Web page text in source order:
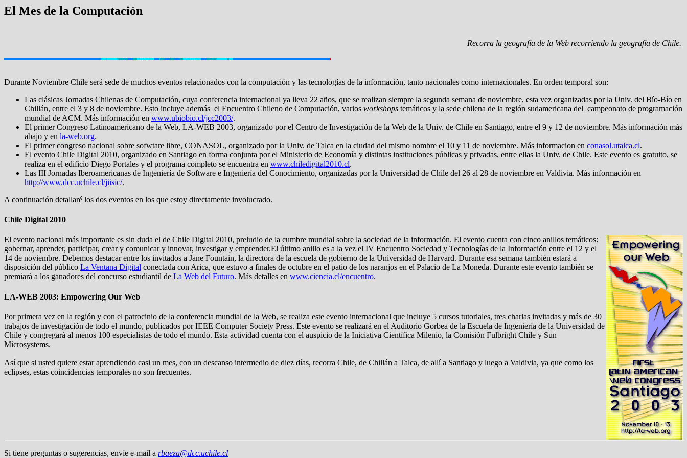
El Mes de la Computación
Recorra la geografía de la Web recorriendo la geografía de Chile.
Durante Noviembre Chile será sede de muchos eventos relacionados con la computación y las tecnologías de la información, tanto nacionales como internacionales. En orden temporal son:
Las clásicas Jornadas Chilenas de Computación, cuya conferencia internacional ya lleva 22 años, que se realizan siempre la segunda semana de noviembre, esta vez organizadas por la Univ. del Bío-Bío en
Chillán, entre el 3 y 8 de noviembre. Esto incluye además el Encuentro Chileno de Computación, varios workshops temáticos y la sede chilena de la región sudamericana del campeonato de programación
mundial de ACM. Más información en www.ubiobio.cl/jcc2003/.
El primer Congreso Latinoamericano de la Web, LA-WEB 2003, organizado por el Centro de Investigación de la Web de la Univ. de Chile en Santiago, entre el 9 y 12 de noviembre. Más información más
abajo y en la-web.org.
El primer congreso nacional sobre sofwtare libre, CONASOL, organizado por la Univ. de Talca en la ciudad del mismo nombre el 10 y 11 de noviembre. Más informacion en conasol.utalca.cl.
El evento Chile Digital 2010, organizado en Santiago en forma conjunta por el Ministerio de Economía y distintas instituciones públicas y privadas, entre ellas la Univ. de Chile. Este evento es gratuito, se
realiza en el edificio Diego Portales y el programa completo se encuentra en www.chiledigital2010.cl.
Las III Jornadas Iberoamericanas de Ingeniería de Software e Ingeniería del Conocimiento, organizadas por la Universidad de Chile del 26 al 28 de noviembre en Valdivia. Más información en
http://www.dcc.uchile.cl/jiisic/.
A continuación detallaré los dos eventos en los que estoy directamente involucrado.
Chile Digital 2010
El evento nacional más importante es sin duda el de Chile Digital 2010, preludio de la cumbre mundial sobre la sociedad de la información. El evento cuenta con cinco anillos temáticos:
gobernar, aprender, participar, crear y comunicar y innovar, investigar y emprender.El último anillo es a la vez el IV Encuentro Sociedad y Tecnologías de la Información entre el 12 y el
14 de noviembre. Debemos destacar entre los invitados a Jane Fountain, la directora de la escuela de gobierno de la Universidad de Harvard. Durante esa semana también estará a
disposición del público La Ventana Digital conectada con Arica, que estuvo a finales de octubre en el patio de los naranjos en el Palacio de La Moneda. Durante este evento también se
premiará a los ganadores del concurso estudiantil de La Web del Futuro. Más detalles en www.ciencia.cl/encuentro.
LA-WEB 2003: Empowering Our Web
Por primera vez en la región y con el patrocinio de la conferencia mundial de la Web, se realiza este evento internacional que incluye 5 cursos tutoriales, tres charlas invitadas y más de 30
trabajos de investigación de todo el mundo, publicados por IEEE Computer Society Press. Este evento se realizará en el Auditorio Gorbea de la Escuela de Ingeniería de la Universidad de
Chile y congregará al menos 100 especialistas de todo el mundo. Esta actividad cuenta con el auspicio de la Iniciativa Científica Milenio, la Comisión Fulbright Chile y Sun
Microsystems.
Así que si usted quiere estar aprendiendo casi un mes, con un descanso intermedio de diez días, recorra Chile, de Chillán a Talca, de allí a Santiago y luego a Valdivia, ya que como los
eclipses, estas coincidencias temporales no son frecuentes.
Si tiene preguntas o sugerencias, envíe e-mail a rbaeza@dcc.uchile.cl